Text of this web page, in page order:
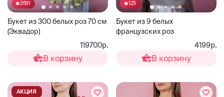
3591
Букет из 300 белых роз 70 см
(Эквадор)
119700р.
В корзину
125
Букет из 9 белых
французских роз
4199р.
В корзину
АКЦИЯ